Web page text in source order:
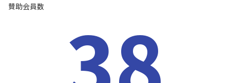
賛助会員数